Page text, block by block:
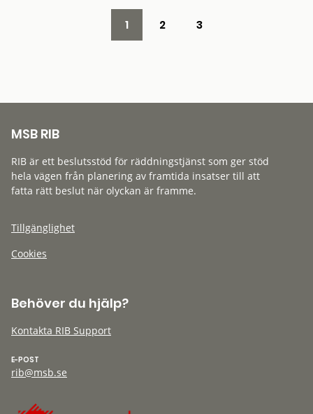
1 2 3
MSB RIB
RIB är ett beslutsstöd för räddningstjänst som ger stöd
hela vägen från planering av framtida insatser till att
fatta rätt beslut när olyckan är framme.
Tillgänglighet
Cookies
Behöver du hjälp?
Kontakta RIB Support
E-POST
rib@msb.se